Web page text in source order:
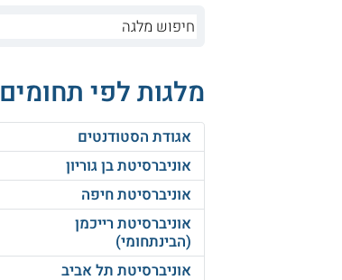
מלגות לפי תחומים
אגודת הסטודנטים
אוניברסיטת בן גוריון
אוניברסיטת חיפה
אוניברסיטת רייכמן
(הבינתחומי)
אוניברסיטת תל אביב